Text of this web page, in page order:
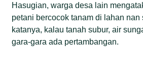
Hasugian, warga desa lain
petani bercocok tanam di lahan nan
katanya, kalau tanah subur, air
gara-gara ada pertambangan.